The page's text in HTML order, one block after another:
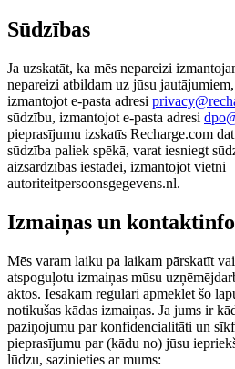
Sūdzības
Ja uzskatāt, ka mēs nepareizi
nepareizi atbildam uz jūsu
izmantojot e-pasta adresi
sūdzību, izmantojot e-pasta adresi
pieprasījumu izskatīs Recharge.com
sūdzība paliek spēkā, varat iesniegt
aizsardzības iestādei, izmantojot vietni
autoriteitpersoonsgegevens.nl.
Izmaiņas un
Mēs varam laiku pa laikam pārskatīt
atspoguļotu izmaiņas mūsu
aktos. Iesakām regulāri apmeklēt šo
notikušas kādas izmaiņas. Ja jums ir
paziņojumu par konfidencialitāti un
pieprasījumu par (kādu no) jūsu
lūdzu, sazinieties ar mums: